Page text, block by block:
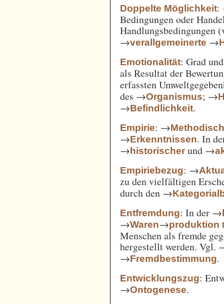
Doppelte Möglichkeit:
Bedingungen oder
Handlungsbedingungen
→verallgemeinerte →
Emotionalität: Grad
als Resultat der
erfassten
des →Organismus; →
→Befindlichkeit.
Empirie: →
→Erkenntnissen. In
→historischer und →
Empiriebezug: →
zu den vielfältigen
durch den →
Entfremdung: In der →
→Waren→produktion
Menschen als fremde
hergestellt werden. Vgl.
→Fremdbestimmung.
Entwicklungszug:
→Ontogenese.